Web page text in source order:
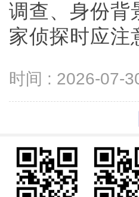
调查、身份背
家侦探时应注
时间 : 2026-07-